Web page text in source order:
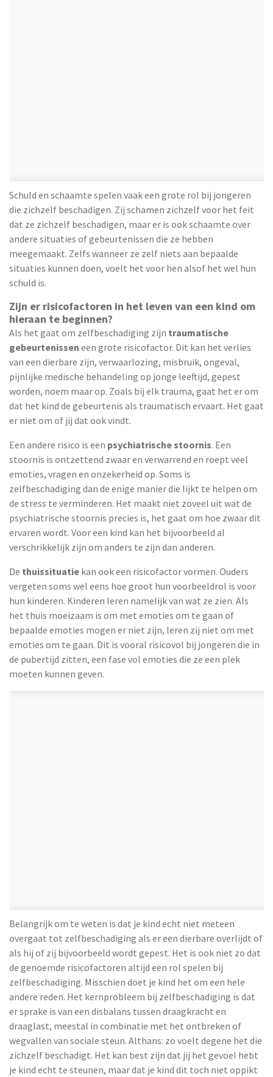
Schuld en schaamte spelen vaak een grote rol bij jongeren
die zichzelf beschadigen. Zij schamen zichzelf voor het feit
dat ze zichzelf beschadigen, maar er is ook schaamte over
andere situaties of gebeurtenissen die ze hebben
meegemaakt. Zelfs wanneer ze zelf niets aan bepaalde
situaties kunnen doen, voelt het voor hen alsof het wel hun
schuld is.
Zijn er risicofactoren in het leven van een kind om
hieraan te beginnen?
Als het gaat om zelfbeschadiging zijn traumatische
gebeurtenissen een grote risicofactor. Dit kan het verlies
van een dierbare zijn, verwaarlozing, misbruik, ongeval,
pijnlijke medische behandeling op jonge leeftijd, gepest
worden, noem maar op. Zoals bij elk trauma, gaat het er om
dat het kind de gebeurtenis als traumatisch ervaart. Het gaat
er niet om of jij dat ook vindt.
Een andere risico is een psychiatrische stoornis. Een
stoornis is ontzettend zwaar en verwarrend en roept veel
emoties, vragen en onzekerheid op. Soms is
zelfbeschadiging dan de enige manier die lijkt te helpen om
de stress te verminderen. Het maakt niet zoveel uit wat de
psychiatrische stoornis precies is, het gaat om hoe zwaar dit
ervaren wordt. Voor een kind kan het bijvoorbeeld al
verschrikkelijk zijn om anders te zijn dan anderen.
De thuissituatie kan ook een risicofactor vormen. Ouders
vergeten soms wel eens hoe groot hun voorbeeldrol is voor
hun kinderen. Kinderen leren namelijk van wat ze zien. Als
het thuis moeizaam is om met emoties om te gaan of
bepaalde emoties mogen er niet zijn, leren zij niet om met
emoties om te gaan. Dit is vooral risicovol bij jongeren die in
de pubertijd zitten, een fase vol emoties die ze een plek
moeten kunnen geven.
Belangrijk om te weten is dat je kind echt niet meteen
overgaat tot zelfbeschadiging als er een dierbare overlijdt of
als hij of zij bijvoorbeeld wordt gepest. Het is ook niet zo dat
de genoemde risicofactoren altijd een rol spelen bij
zelfbeschadiging. Misschien doet je kind het om een hele
andere reden. Het kernprobleem bij zelfbeschadiging is dat
er sprake is van een disbalans tussen draagkracht en
draaglast, meestal in combinatie met het ontbreken of
wegvallen van sociale steun. Althans: zo voelt degene het die
zichzelf beschadigt. Het kan best zijn dat jij het gevoel hebt
je kind echt te steunen, maar dat je kind dit toch niet oppikt